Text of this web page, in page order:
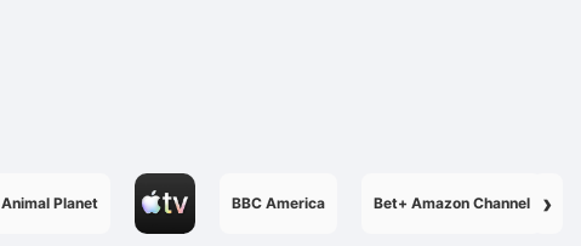
›
Animal Planet BBC America Bet+ Amazon Channel